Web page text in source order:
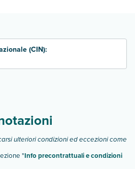
(CIN):
ulteriori condizioni ed eccezioni come
"Info precontrattuali e condizioni